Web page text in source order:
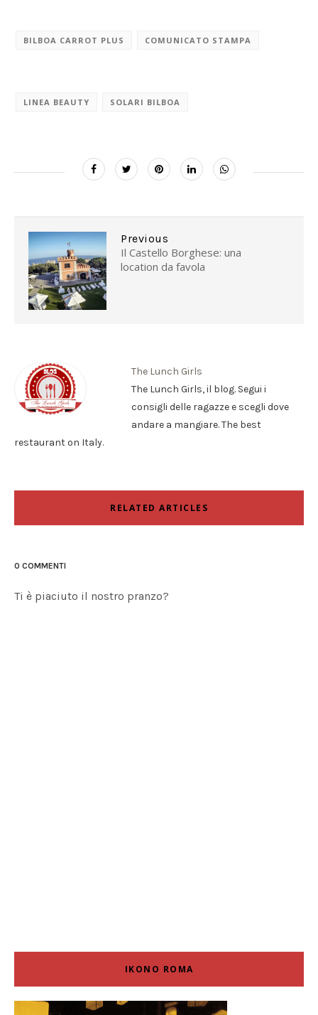
BILBOA CARROT PLUS COMUNICATO STAMPA
LINEA BEAUTY SOLARI BILBOA
Previous
Il Castello Borghese: una
location da favola
The Lunch Girls
The Lunch Girls, il blog. Segui i
consigli delle ragazze e scegli dove
andare a mangiare. The best
restaurant on Italy.
RELATED ARTICLES
0 COMMENTI
Ti è piaciuto il nostro pranzo?
IKONO ROMA